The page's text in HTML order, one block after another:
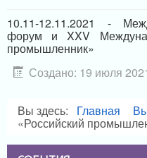
10.11-12.11.2021 -
форум и XXV
промышленник»
Создано: 19 июля
Вы здесь: Главная
«Российский